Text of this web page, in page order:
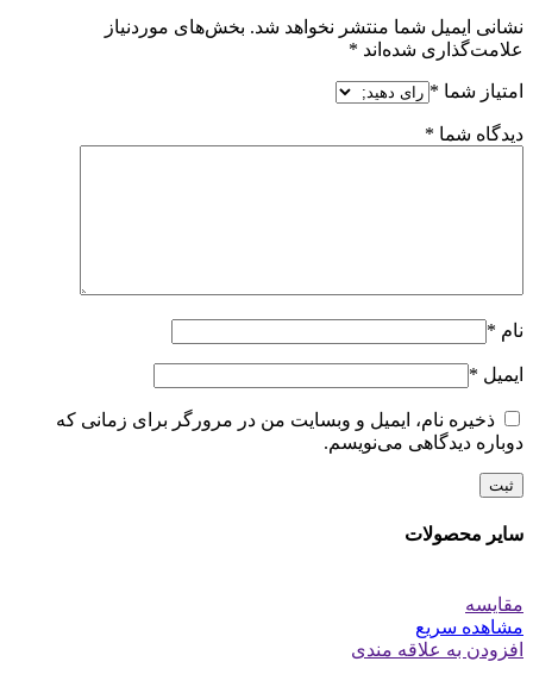
نشانی ایمیل شما منتشر نخواهد شد. بخش‌های موردنیاز
علامت‌گذاری شده‌اند *
امتیاز شما *
دیدگاه شما *
نام *
ایمیل *
ذخیره نام، ایمیل و وبسایت من در مرورگر برای زمانی که
دوباره دیدگاهی می‌نویسم.
سایر محصولات
مقایسه
مشاهده سریع
افزودن به علاقه مندی